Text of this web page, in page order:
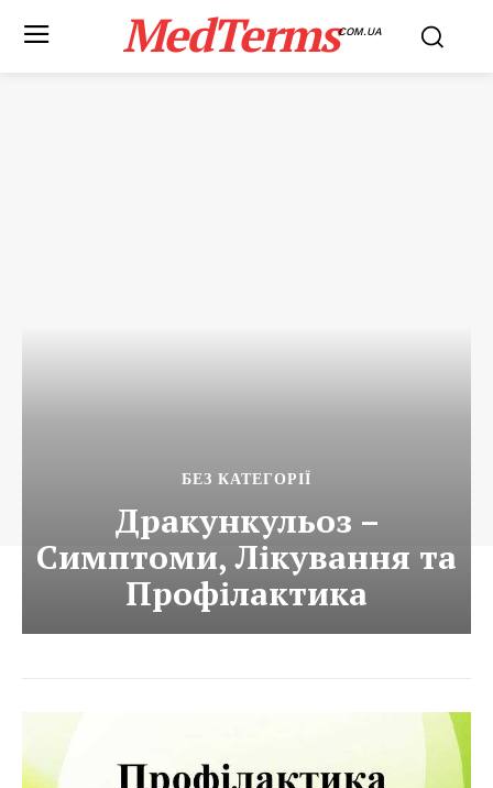
MedTermsCOM.UA
БЕЗ КАТЕГОРІЇ
Дракункульоз –
Симптоми, Лікування та
Профілактика